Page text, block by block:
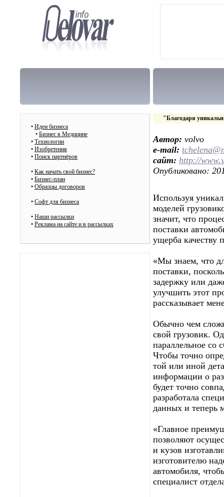
• Идеи бизнеса
• Бизнес в Медицине
• Технологии
• Изобретения
• Поиск партнёров
• Как начать свой бизнес?
• Бизнес-план
• Образцы договоров
• Cофт для бизнеса
• Наши рассылки
• Реклама на сайте и в рассылках
"Благодаря
Автор: volvo
e-mail:
сайт: http://
Опубликовано:
Используя
моделей
значит, что
поставки
ущерба качеству
«Мы знаем, что
поставки,
задержку или
улучшить этот
рассказывает
Обычно чем
свой грузовик.
параллельное со
Чтобы точно
той или иной
информации о
будет точно
разработала
данных и теперь
«Главное
позволяют
и кузов
изготовителю
автомобиля,
специалист